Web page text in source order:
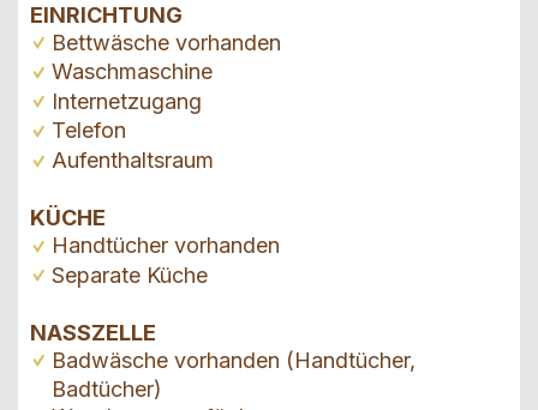
EINRICHTUNG
Bettwäsche vorhanden
Waschmaschine
Internetzugang
Telefon
Aufenthaltsraum
KÜCHE
Handtücher vorhanden
Separate Küche
NASSZELLE
Badwäsche vorhanden (Handtücher,
Badtücher)